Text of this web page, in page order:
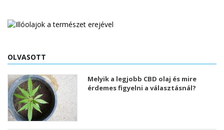
OLVASOTT
Melyik a legjobb CBD olaj és mire
érdemes figyelni a választásnál?